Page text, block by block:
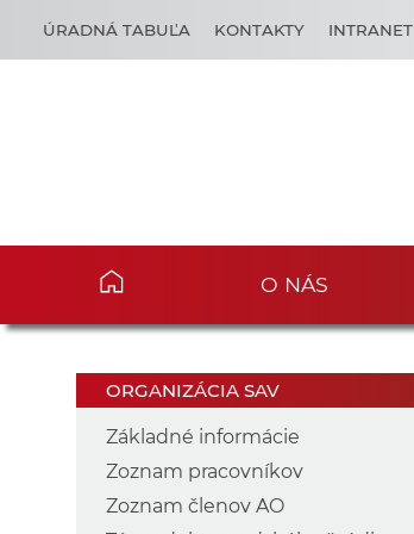
ÚRADNÁ TABUĽA KONTAKTY INTRANET
O NÁS
ORGANIZÁCIA SAV
Základné informácie
Zoznam pracovníkov
Zoznam členov AO